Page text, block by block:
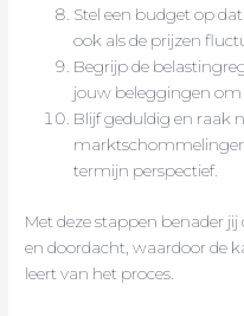
Stel een budget op
ook als de prijzen
Begrijp de
jouw beleggingen om
Blijf geduldig en raak
termijn perspectief.
Met deze stappen benader
en doordacht, waardoor de
leert van het proces.